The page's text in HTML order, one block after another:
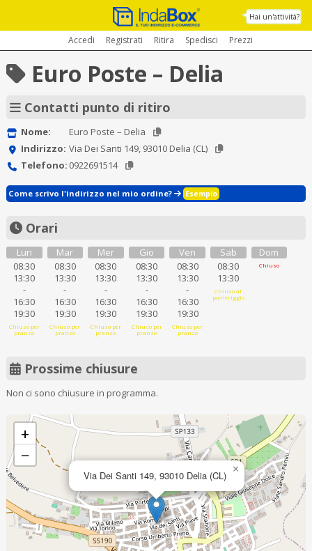
Hai un'attività?
Accedi Registrati Ritira Spedisci Prezzi
Euro Poste – Delia
Contatti punto di ritiro
Nome:
Euro Poste – Delia
Indirizzo: Via Dei Santi 149, 93010 Delia (CL)
Telefono: 0922691514
Come scrivo l'indirizzo nel mio ordine? Esempio
Orari
Lun
08:30
13:30
-
16:30
19:30
Chiuso per
pranzo
Mar
08:30
13:30
-
16:30
19:30
Chiuso per
pranzo
Mer
08:30
13:30
-
16:30
19:30
Chiuso per
pranzo
Gio
08:30
13:30
-
16:30
19:30
Chiuso per
pranzo
Ven
08:30
13:30
-
16:30
19:30
Chiuso per
pranzo
Sab
08:30
13:30
Chiuso al
pomeriggio
Dom
Chiuso
Prossime chiusure
Non ci sono chiusure in programma.
Via Dei Santi 149, 93010 Delia (CL) ×
+
−